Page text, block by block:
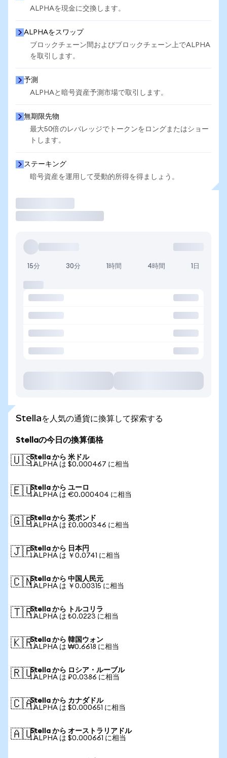
ALPHAを現金に交換します。
ALPHAをスワップ
ブロックチェーン間およびブロックチェーン上でALPHA
を取引します。
予測
ALPHAと暗号資産予測市場で取引します。
無期限先物
最大50倍のレバレッジでトークンをロングまたはショー
トします。
ステーキング
暗号資産を運用して受動的所得を得ましょう。
15分 30分 1時間 4時間 1日
Stellaを人気の通貨に換算して探索する
Stellaの今日の換算価格
🇺🇸Stella から 米ドル
1 ALPHA は $0.000467 に相当
🇪🇺Stella から ユーロ
1 ALPHA は €0.000404 に相当
🇬🇧Stella から 英ポンド
1 ALPHA は £0.000346 に相当
🇯🇵Stella から 日本円
1 ALPHA は ￥0.0741 に相当
🇨🇳Stella から 中国人民元
1 ALPHA は ￥0.00315 に相当
🇹🇷Stella から トルコリラ
1 ALPHA は ₺0.0223 に相当
🇰🇷Stella から 韓国ウォン
1 ALPHA は ₩0.6618 に相当
🇷🇺Stella から ロシア・ルーブル
1 ALPHA は ₽0.0386 に相当
🇨🇦Stella から カナダドル
1 ALPHA は $0.000651 に相当
🇦🇺Stella から オーストラリアドル
1 ALPHA は $0.000661 に相当